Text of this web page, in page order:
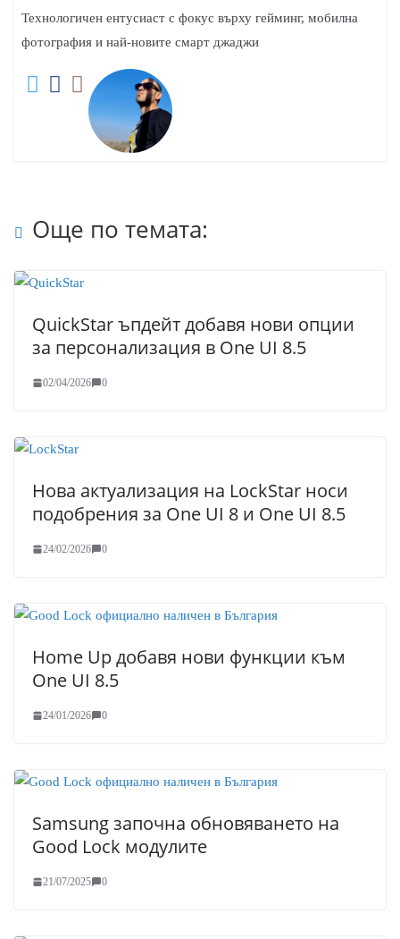
Технологичен ентусиаст с фокус върху гейминг, мобилна
фотография и най-новите смарт джаджи
Още по темата:
QuickStar ъпдейт добавя нови опции
за персонализация в One UI 8.5
02/04/2026 0
Нова актуализация на LockStar носи
подобрения за One UI 8 и One UI 8.5
24/02/2026 0
Home Up добавя нови функции към
One UI 8.5
24/01/2026 0
Samsung започна обновяването на
Good Lock модулите
21/07/2025 0